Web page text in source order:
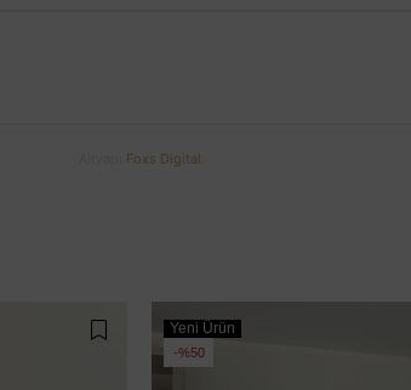
Foxs Digital
Yeni Ürün
%50